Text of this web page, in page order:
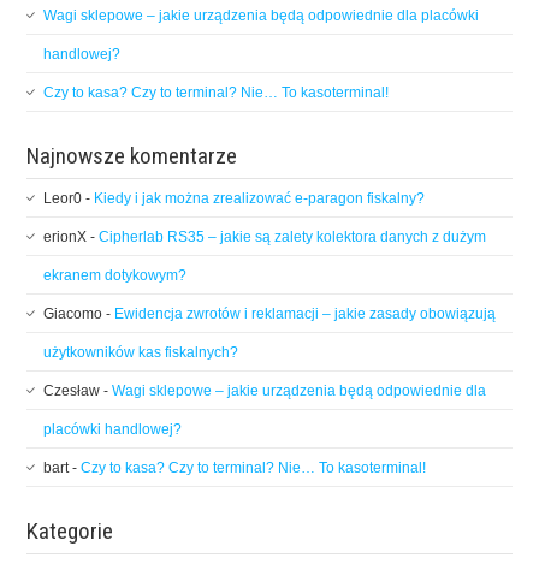
Wagi sklepowe – jakie urządzenia będą odpowiednie dla placówki
handlowej?
Czy to kasa? Czy to terminal? Nie… To kasoterminal!
Najnowsze komentarze
Leor0 - Kiedy i jak można zrealizować e-paragon fiskalny?
erionX -Cipherlab RS35 – jakie są zalety kolektora danych z dużym
ekranem dotykowym?
Giacomo - Ewidencja zwrotów i reklamacji – jakie zasady obowiązują
użytkowników kas fiskalnych?
Czesław -Wagi sklepowe – jakie urządzenia będą odpowiednie dla
placówki handlowej?
bart-Czy to kasa? Czy to terminal? Nie… To kasoterminal!
Kategorie